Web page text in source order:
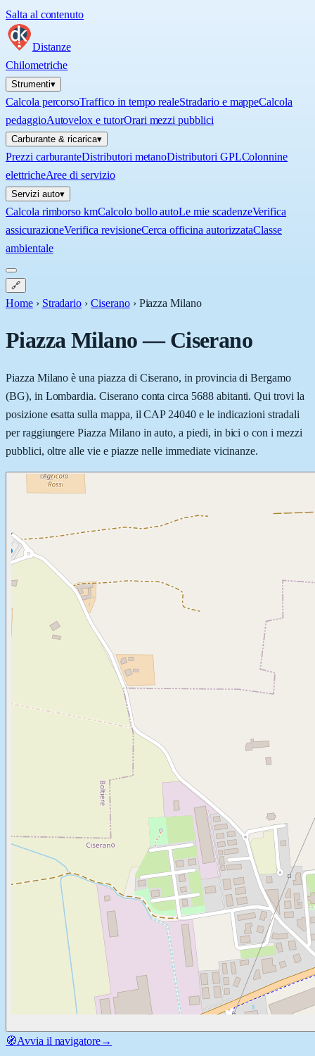
Salta al contenuto
Distanze
Chilometriche
Strumenti▾
Calcola percorsoTraffico in tempo realeStradario e mappeCalcola
pedaggioAutovelox e tutorOrari mezzi pubblici
Carburante & ricarica▾
Prezzi carburanteDistributori metanoDistributori GPLColonnine
elettricheAree di servizio
Servizi auto▾
Calcola rimborso kmCalcolo bollo autoLe mie scadenzeVerifica
assicurazioneVerifica revisioneCerca officina autorizzataClasse
ambientale
🔗
Home › Stradario › Ciserano › Piazza Milano
Piazza Milano—Ciserano
Piazza Milano è una piazza di Ciserano, in provincia di Bergamo
(BG), in Lombardia. Ciserano conta circa 5688 abitanti. Qui trovi la
posizione esatta sulla mappa, il CAP 24040 e le indicazioni stradali
per raggiungere Piazza Milano in auto, a piedi, in bici o con i mezzi
pubblici, oltre alle vie e piazze nelle immediate vicinanze.
🧭Avvia il navigatore→